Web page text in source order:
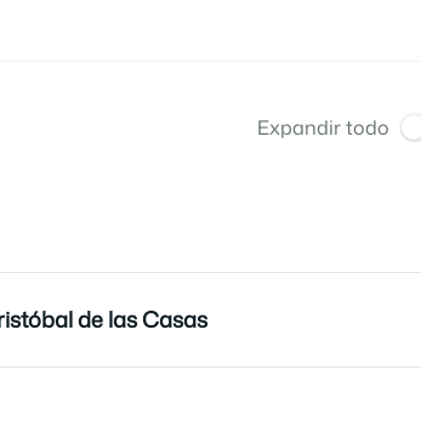
Expandir todo
de las Casas